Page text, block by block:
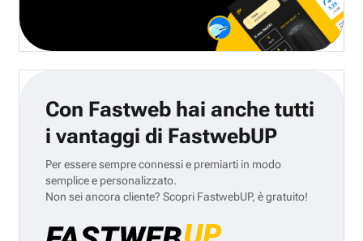
Con Fastweb hai anche tutti
i vantaggi di FastwebUP
Per essere sempre connessi e premiarti in modo
semplice e personalizzato.
Non sei ancora cliente? Scopri FastwebUP, è gratuito!